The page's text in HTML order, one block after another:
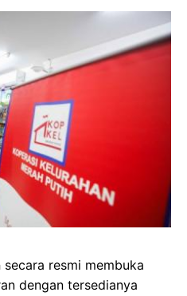
secara resmi membuka
dengan tersedianya